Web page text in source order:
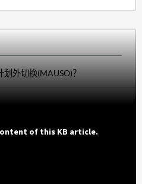
外切换(MAUSO)？
of this KB article.